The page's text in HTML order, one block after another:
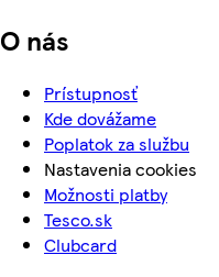
O nás
Prístupnosť
Kde dovážame
Poplatok za službu
Nastavenia cookies
Možnosti platby
Tesco.sk
Clubcard